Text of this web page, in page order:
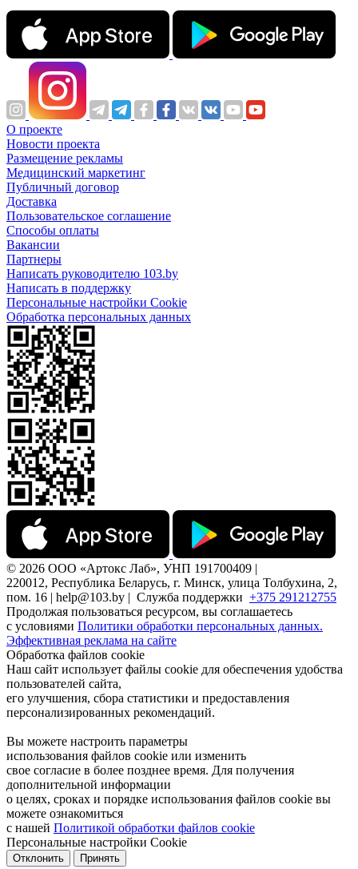
О проекте
Новости проекта
Размещение рекламы
Медицинский маркетинг
Публичный договор
Доставка
Пользовательское соглашение
Способы оплаты
Вакансии
Партнеры
Написать руководителю 103.by
Написать в поддержку
Персональные настройки Cookie
Обработка персональных данных
© 2026 ООО «Артокс Лаб», УНП 191700409 |
220012, Республика Беларусь, г. Минск, улица Толбухина, 2,
пом. 16 | help@103.by | Служба поддержки +375 291212755
Продолжая пользоваться ресурсом, вы соглашаетесь
с условиями Политики обработки персональных данных.
Эффективная реклама на сайте
Обработка файлов cookie
Наш сайт использует файлы cookie для обеспечения удобства
пользователей сайта,
его улучшения, сбора статистики и предоставления
персонализированных рекомендаций.
Вы можете настроить параметры
использования файлов cookie или изменить
свое согласие в более позднее время. Для получения
дополнительной информации
о целях, сроках и порядке использования файлов cookie вы
можете ознакомиться
с нашей Политикой обработки файлов cookie
Персональные настройки Cookie
Отклонить Принять